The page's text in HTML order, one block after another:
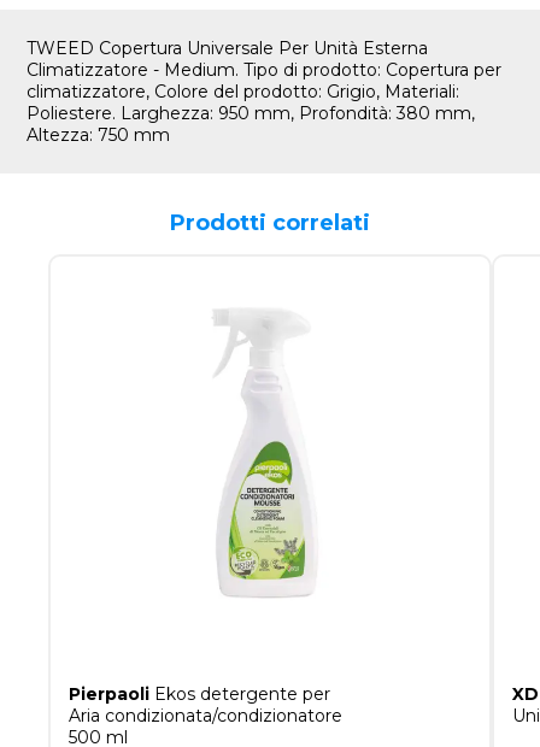
TWEED Copertura Universale Per Unità Esterna
Climatizzatore - Medium. Tipo di prodotto: Copertura per
climatizzatore, Colore del prodotto: Grigio, Materiali:
Poliestere. Larghezza: 950 mm, Profondità: 380 mm,
Altezza: 750 mm
Prodotti correlati
Pierpaoli Ekos detergente per
Aria condizionata/condizionatore
500 ml